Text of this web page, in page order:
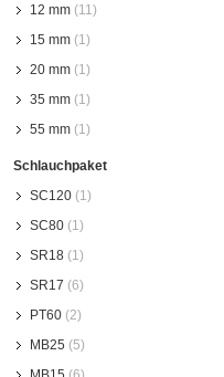
12 mm (11)
15 mm (1)
20 mm (1)
35 mm (1)
55 mm (1)
Schlauchpaket
SC120 (1)
SC80 (1)
SR18 (1)
SR17 (6)
PT60 (2)
MB25 (5)